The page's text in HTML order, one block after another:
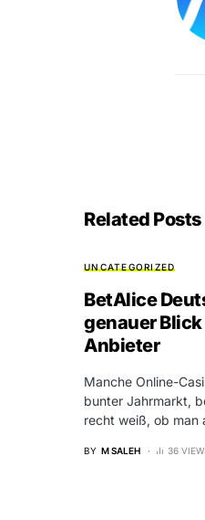
Related Posts
UNCATEGORIZED
BetAlice
genauer
Anbieter
Manche Online-
bunter Jahrmarkt,
recht weiß, ob man
BY M SALEH 36